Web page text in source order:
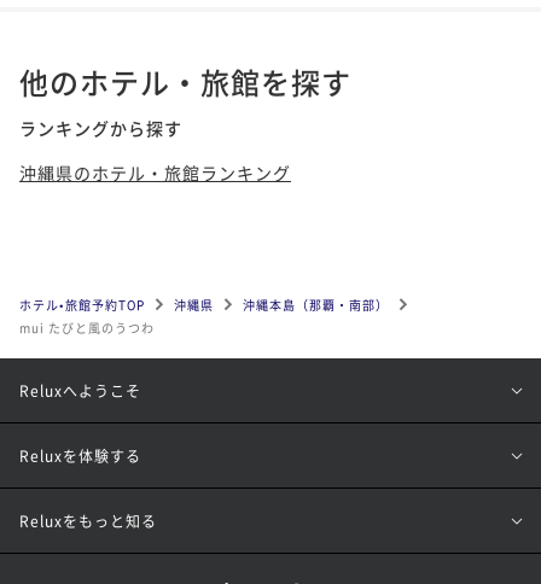
他のホテル・旅館を探す
ランキングから探す
沖縄県のホテル・旅館ランキング
ホテル•旅館予約TOP 沖縄県
沖縄本島（那覇・南部）
mui たびと風のうつわ
Reluxへようこそ
Reluxを体験する
Reluxをもっと知る